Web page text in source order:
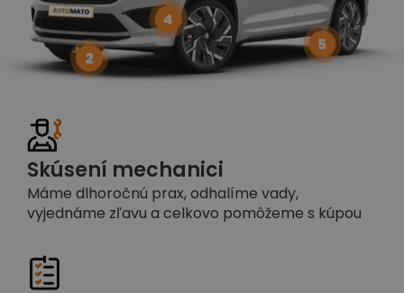
Skúsení mechanici
Máme dlhoročnú prax, odhalíme vady,
vyjednáme zľavu a celkovo pomôžeme s kúpou
2
4
5